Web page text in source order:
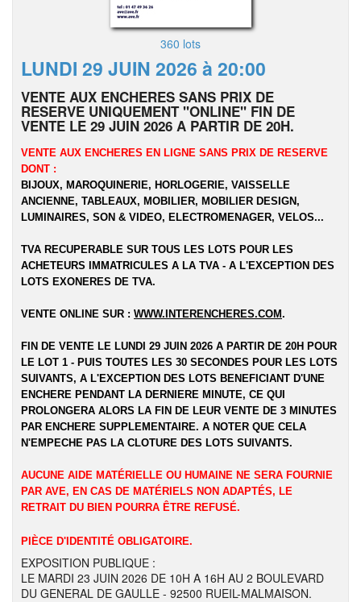
360 lots
LUNDI 29 JUIN 2026 à 20:00
VENTE AUX ENCHERES SANS PRIX DE
RESERVE UNIQUEMENT "ONLINE" FIN DE
VENTE LE 29 JUIN 2026 A PARTIR DE 20H.
VENTE AUX ENCHERES EN LIGNE SANS PRIX DE RESERVE
DONT :
BIJOUX, MAROQUINERIE, HORLOGERIE, VAISSELLE
ANCIENNE, TABLEAUX, MOBILIER, MOBILIER DESIGN,
LUMINAIRES, SON & VIDEO, ELECTROMENAGER, VELOS...
TVA RECUPERABLE SUR TOUS LES LOTS POUR LES
ACHETEURS IMMATRICULES A LA TVA - A L'EXCEPTION DES
LOTS EXONERES DE TVA.
VENTE ONLINE SUR : WWW.INTERENCHERES.COM.
FIN DE VENTE LE LUNDI 29 JUIN 2026 A PARTIR DE 20H POUR
LE LOT 1 - PUIS TOUTES LES 30 SECONDES POUR LES LOTS
SUIVANTS, A L'EXCEPTION DES LOTS BENEFICIANT D'UNE
ENCHERE PENDANT LA DERNIERE MINUTE, CE QUI
PROLONGERA ALORS LA FIN DE LEUR VENTE DE 3 MINUTES
PAR ENCHERE SUPPLEMENTAIRE. A NOTER QUE CELA
N'EMPECHE PAS LA CLOTURE DES LOTS SUIVANTS.
AUCUNE AIDE MATÉRIELLE OU HUMAINE NE SERA FOURNIE
PAR AVE, EN CAS DE MATÉRIELS NON ADAPTÉS, LE
RETRAIT DU BIEN POURRA ÊTRE REFUSÉ.
PIÈCE D'IDENTITÉ OBLIGATOIRE.
EXPOSITION PUBLIQUE :
LE MARDI 23 JUIN 2026 DE 10H A 16H AU 2 BOULEVARD
DU GENERAL DE GAULLE - 92500 RUEIL-MALMAISON.